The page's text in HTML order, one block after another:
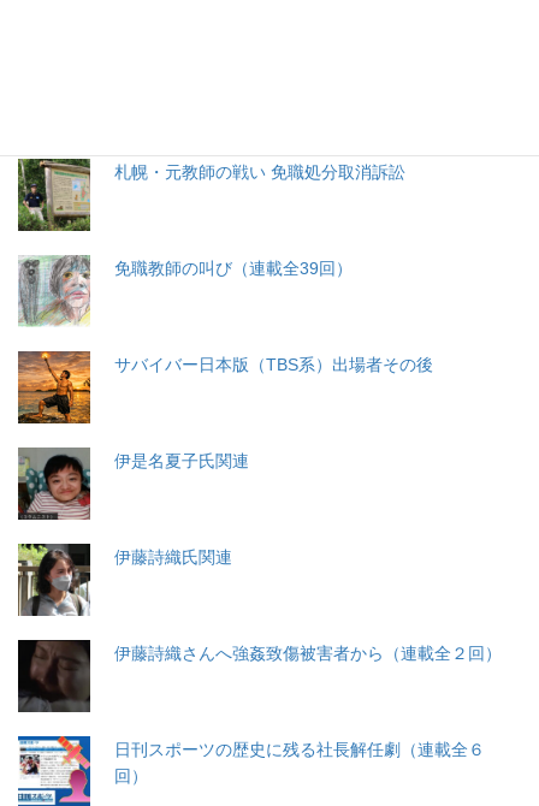
札幌・元教師の戦い 免職処分取消訴訟
免職教師の叫び（連載全39回）
サバイバー日本版（TBS系）出場者その後
伊是名夏子氏関連
伊藤詩織氏関連
伊藤詩織さんへ強姦致傷被害者から（連載全２回）
日刊スポーツの歴史に残る社長解任劇（連載全６
回）